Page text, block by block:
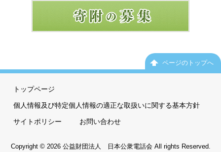
ページのトップへ
トップページ
個人情報及び特定個人情報の適正な取扱いに関する基本方針
サイトポリシー お問い合わせ
Copyright © 2026 公益財団法人 日本公衆電話会 All rights Reserved.